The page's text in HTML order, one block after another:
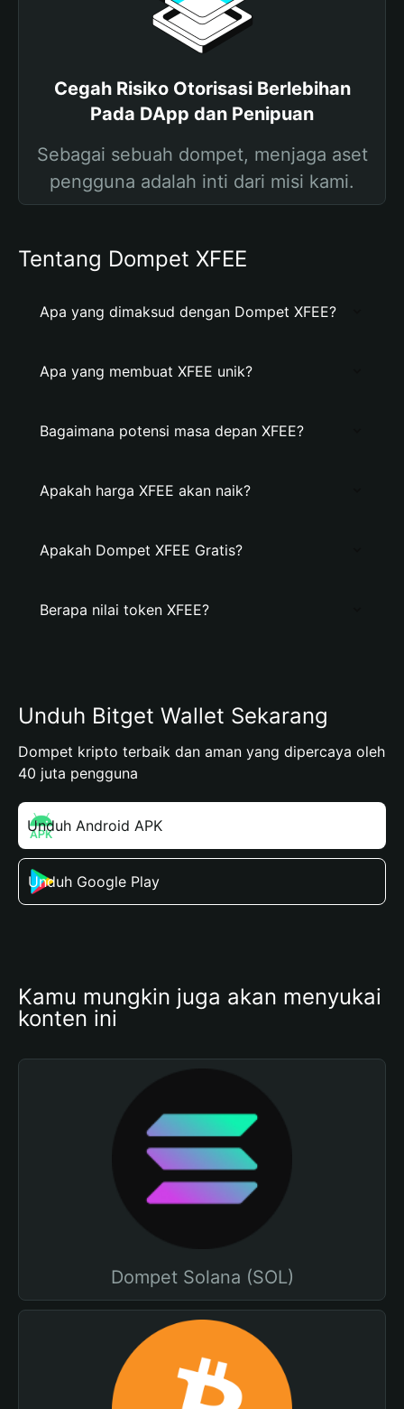
Cegah Risiko Otorisasi Berlebihan
Pada DApp dan Penipuan
Sebagai sebuah dompet, menjaga aset
pengguna adalah inti dari misi kami.
Tentang Dompet XFEE
Apa yang dimaksud dengan Dompet XFEE?
Apa yang membuat XFEE unik?
Bagaimana potensi masa depan XFEE?
Apakah harga XFEE akan naik?
Apakah Dompet XFEE Gratis?
Berapa nilai token XFEE?
Unduh Bitget Wallet Sekarang
Dompet kripto terbaik dan aman yang dipercaya oleh
40 juta pengguna
Unduh Android APK
Unduh Google Play
Kamu mungkin juga akan menyukai
konten ini
Dompet Solana (SOL)